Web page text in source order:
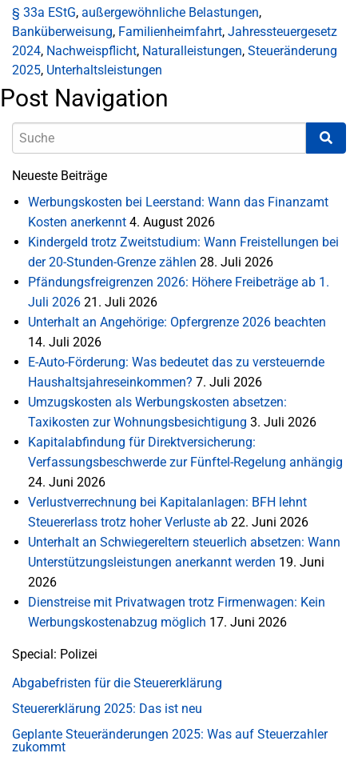
§ 33a EStG, außergewöhnliche Belastungen,
Banküberweisung, Familienheimfahrt, Jahressteuergesetz
2024, Nachweispflicht, Naturalleistungen, Steueränderung
2025, Unterhaltsleistungen
Post Navigation
Neueste Beiträge
Werbungskosten bei Leerstand: Wann das Finanzamt
Kosten anerkennt 4. August 2026
Kindergeld trotz Zweitstudium: Wann Freistellungen bei
der 20-Stunden-Grenze zählen 28. Juli 2026
Pfändungsfreigrenzen 2026: Höhere Freibeträge ab 1.
Juli 2026 21. Juli 2026
Unterhalt an Angehörige: Opfergrenze 2026 beachten
14. Juli 2026
E-Auto-Förderung: Was bedeutet das zu versteuernde
Haushaltsjahreseinkommen? 7. Juli 2026
Umzugskosten als Werbungskosten absetzen:
Taxikosten zur Wohnungsbesichtigung 3. Juli 2026
Kapitalabfindung für Direktversicherung:
Verfassungsbeschwerde zur Fünftel-Regelung anhängig
24. Juni 2026
Verlustverrechnung bei Kapitalanlagen: BFH lehnt
Steuererlass trotz hoher Verluste ab 22. Juni 2026
Unterhalt an Schwiegereltern steuerlich absetzen: Wann
Unterstützungsleistungen anerkannt werden 19. Juni
2026
Dienstreise mit Privatwagen trotz Firmenwagen: Kein
Werbungskostenabzug möglich 17. Juni 2026
Special: Polizei
Abgabefristen für die Steuererklärung
Steuererklärung 2025: Das ist neu
Geplante Steueränderungen 2025: Was auf Steuerzahler
zukommt